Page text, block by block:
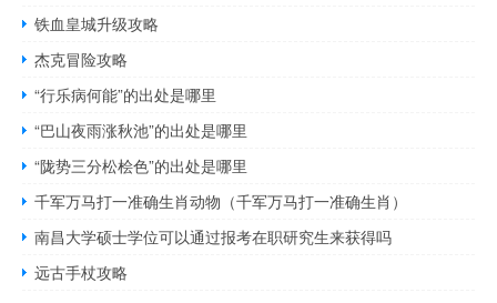
铁血皇城升级攻略
杰克冒险攻略
“行乐病何能”的出处是哪里
“巴山夜雨涨秋池”的出处是哪里
“陇势三分松桧色”的出处是哪里
千军万马打一准确生肖动物（千军万马打一准确生肖）
南昌大学硕士学位可以通过报考在职研究生来获得吗
远古手杖攻略